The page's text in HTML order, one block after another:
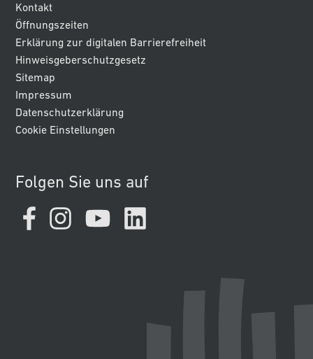
Kontakt
Öffnungszeiten
Erklärung zur digitalen Barrierefreiheit
Hinweisgeberschutzgesetz
Sitemap
Impressum
Datenschutzerklärung
Cookie Einstellungen
Folgen Sie uns auf